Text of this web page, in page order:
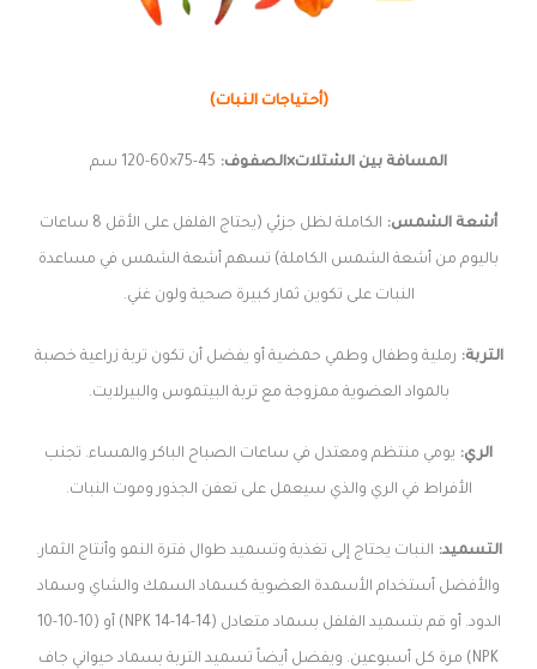
(أحتياجات النبات)
المسافة بين الشتلات×الصفوف:
أشعة الشمس: الكاملة لظل جزئي (يحتاج الفلفل على الأقل 8 ساعات
باليوم من أشعة الشمس الكاملة) تسهم أشعة الشمس في مساعدة
النبات على تكوين ثمار كبيرة صحية ولون غني.
التربة: رملية وطفال وطمي حمضية أو يفضل أن تكون تربة زراعية خصبة
بالمواد العضوية ممزوجة مع تربة البيتموس والبيرلايت.
الري: يومي منتظم ومعتدل في ساعات الصباح الباكر والمساء. تجنب
الأفراط في الري والذي سيعمل على تعفن الجذور وموت النبات.
التسميد: النبات يحتاج إلى تغذية وتسميد طوال فترة النمو وأنتاج الثمار.
والأفضل أستخدام الأسمدة العضوية كسماد السمك والشاي وسماد
الدود. أو قم بتسميد الفلفل بسماد متعادل (14-14-14 NPK) أو (10-10-10
NPK) مرة كل أسبوعين. ويفضل أيضاً تسميد التربة بسماد حيواني جاف